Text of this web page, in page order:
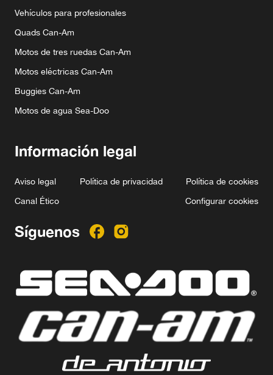
Vehículos para profesionales
Quads Can-Am
Motos de tres ruedas Can-Am
Motos eléctricas Can-Am
Buggies Can-Am
Motos de agua Sea-Doo
Información legal
Aviso legal Política de privacidad
Política de cookies
Canal Ético
Configurar cookies
Síguenos